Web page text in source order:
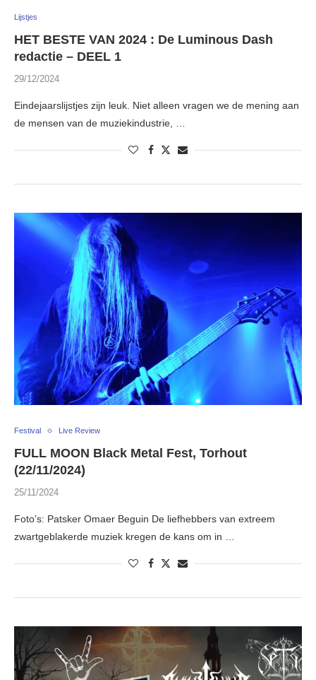
Lijstjes
HET BESTE VAN 2024 : De Luminous Dash
redactie – DEEL 1
29/12/2024
Eindejaarslijstjes zijn leuk. Niet alleen vragen we de mening aan
de mensen van de muziekindustrie, …
Festival Live Review
FULL MOON Black Metal Fest, Torhout
(22/11/2024)
25/11/2024
Foto’s: Patsker Omaer Beguin De liefhebbers van extreem
zwartgeblakerde muziek kregen de kans om in …